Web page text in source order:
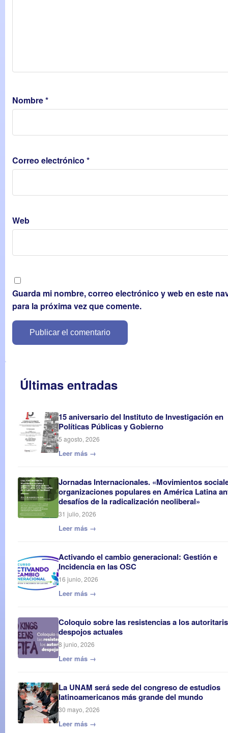
Nombre*
Correo electrónico *
Web
Guarda mi nombre, correo electrónico y web en este
para la próxima vez que comente.
Últimas entradas
15 aniversario del Instituto de Investigación en
Políticas Públicas y Gobierno
5 agosto, 2026
Leer más →
Jornadas Internacionales. «Movimientos
organizaciones populares en América Latina
desafíos de la radicalización neoliberal»
31 julio, 2026
Leer más →
Activando el cambio generacional: Gestión e
Incidencia en las OSC
16 junio, 2026
Leer más →
Coloquio sobre las resistencias a los
despojos actuales
8 junio, 2026
Leer más →
La UNAM será sede del congreso de estudios
latinoamericanos más grande del mundo
30 mayo, 2026
Leer más →